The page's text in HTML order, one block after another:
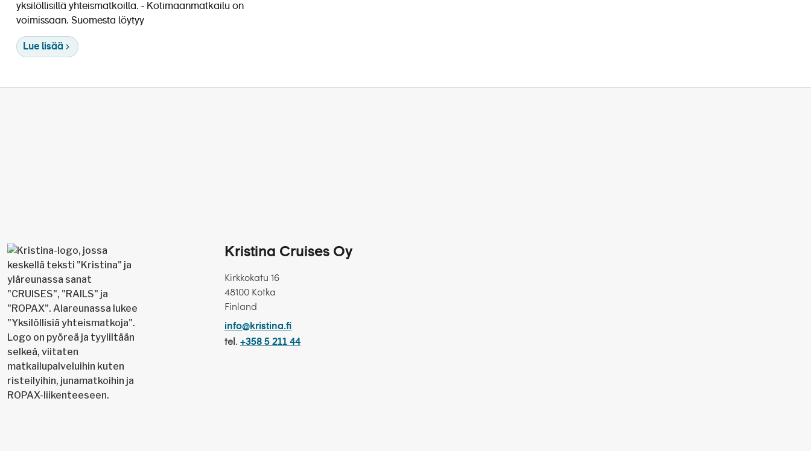
yksilöllisillä yhteismatkoilla. Kotimaanmatkailu on
voimissaan. Suomesta löytyy
Lue lisää
Kristina Cruises Oy
Kirkkokatu 16
48100 Kotka
Finland
info@kristina.fi
tel. +358 5 211 44